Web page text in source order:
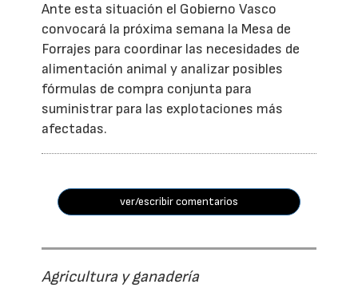
Ante esta situación el Gobierno Vasco
convocará la próxima semana la Mesa de
Forrajes para coordinar las necesidades de
alimentación animal y analizar posibles
fórmulas de compra conjunta para
suministrar para las explotaciones más
afectadas.
ver/escribir comentarios
Agricultura y ganadería